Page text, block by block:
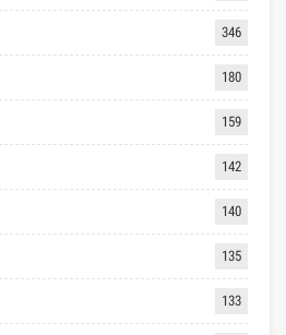
346
180
159
142
140
135
133